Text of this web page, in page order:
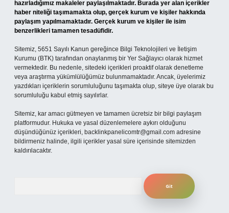
hazırladığımız makaleler paylaşılmaktadır. Burada yer alan içerikler
haber niteliği taşımamakta olup, gerçek kurum ve kişiler hakkında
paylaşım yapılmamaktadır. Gerçek kurum ve kişiler ile isim
benzerlikleri tamamen tesadüfidir.
Sitemiz, 5651 Sayılı Kanun gereğince Bilgi Teknolojileri ve İletişim
Kurumu (BTK) tarafından onaylanmış bir Yer Sağlayıcı olarak hizmet
vermektedir. Bu nedenle, sitedeki içerikleri proaktif olarak denetleme
veya araştırma yükümlülüğümüz bulunmamaktadır. Ancak, üyelerimiz
yazdıkları içeriklerin sorumluluğunu taşımakta olup, siteye üye olarak bu
sorumluluğu kabul etmiş sayılırlar.
Sitemiz, kar amacı gütmeyen ve tamamen ücretsiz bir bilgi paylaşım
platformudur. Hukuka ve yasal düzenlemelere aykırı olduğunu
düşündüğünüz içerikleri, backlinkpanelicomtr@gmail.com adresine
bildirmeniz halinde, ilgili içerikler yasal süre içerisinde sitemizden
kaldırılacaktır.